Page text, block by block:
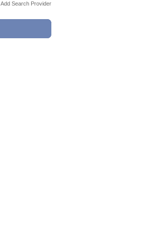
Add Search Provider